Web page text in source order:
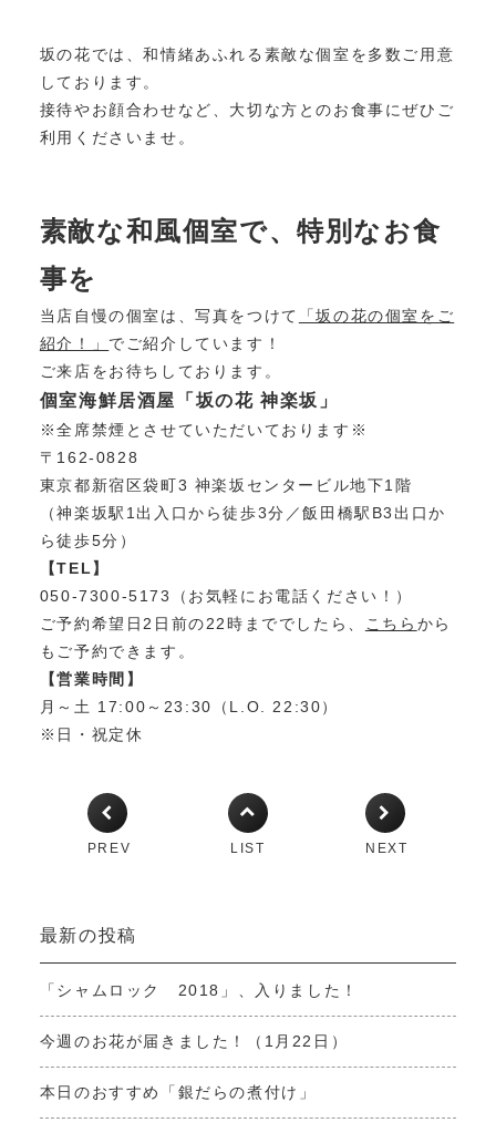
坂の花では、和情緒あふれる素敵な個室を多数ご用意
しております。
接待やお顔合わせなど、大切な方とのお食事にぜひご
利用くださいませ。
素敵な和風個室で、特別なお食
事を
当店自慢の個室は、写真をつけて
「坂の花の個室をご
紹介！」 でご紹介しています！
ご来店をお待ちしております。
個室海鮮居酒屋「坂の花 神楽坂」
※全席禁煙とさせていただいております※
〒162-0828
東京都新宿区袋町3 神楽坂センタービル地下1階
（神楽坂駅1出入口から徒歩3分／飯田橋駅B3出口か
ら徒歩5分）
【TEL】
050-7300-5173（お気軽にお電話ください！）
ご予約希望日2日前の22時まででしたら、
こちら から
もご予約できます。
【営業時間】
月～土 17:00～23:30（L.O. 22:30）
※日・祝定休
PREV LIST NEXT
最新の投稿
「シャムロック 2018」、入りました！
今週のお花が届きました！（1月22日）
本日のおすすめ「銀だらの煮付け」